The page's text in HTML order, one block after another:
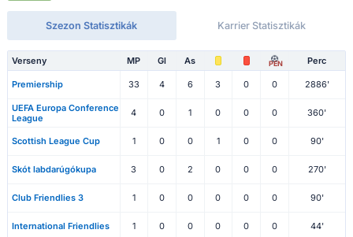
Szezon Statisztikák Karrier Statisztikák
Verseny MP Gl As PEN Perc
Premiership 33 4 6 3 0 0 2886'
UEFA Europa Conference
League
4 0 1 0 0 0 360'
Scottish League Cup 1 0 0 1 0 0 90'
Skót labdarúgókupa 3 0 2 0 0 0 270'
Club Friendlies 3 1 0 0 0 0 0 90'
International Friendlies 1 0 0 0 0 0 44'